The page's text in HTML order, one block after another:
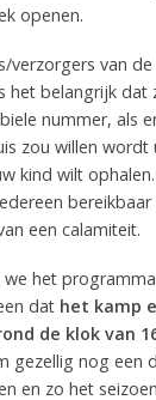
openen.
verzorgers van
het belangrijk dat
nummer, als
zou willen
kind wilt
een calamiteit.
het
dat het kamp
de klok van
gezellig nog een
en zo het